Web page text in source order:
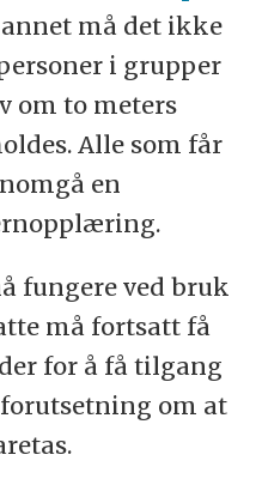
må det ikke
i grupper
om to meters
Alle som får
en
fungere ved bruk
må fortsatt få
for å få tilgang
om at